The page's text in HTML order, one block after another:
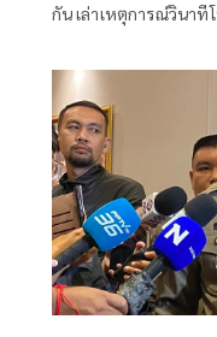
กัน เล่าเหตุการณ์วินาที